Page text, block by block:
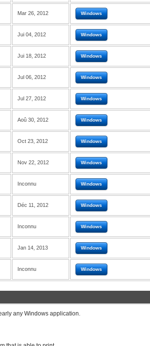
Mar 26, 2012 Windows
Jui 04, 2012 Windows
Jui 18, 2012 Windows
Jul 06, 2012 Windows
Jul 27, 2012 Windows
Aoû 30, 2012 Windows
Oct 23, 2012 Windows
Nov 22, 2012 Windows
Inconnu Windows
Déc 11, 2012 Windows
Inconnu Windows
Jan 14, 2013 Windows
Inconnu Windows
any Windows application.